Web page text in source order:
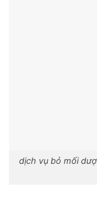
dịch vụ bỏ mối